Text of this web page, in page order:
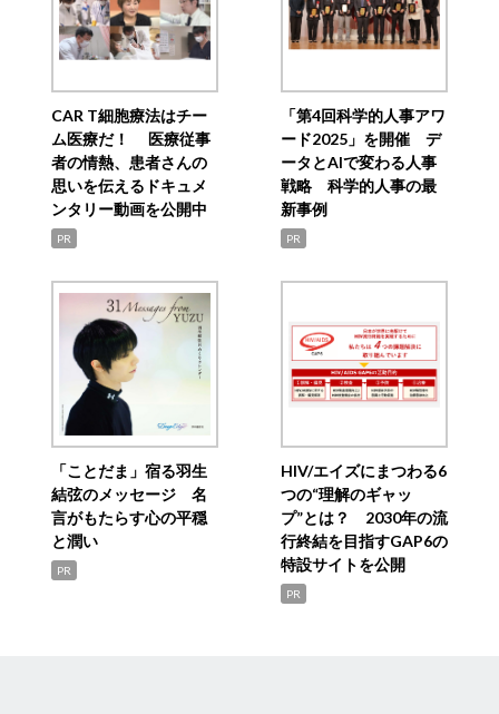
CAR T細胞療法はチー
ム医療だ！ 医療従事
者の情熱、患者さんの
思いを伝えるドキュメ
ンタリー動画を公開中
PR
「第4回科学的人事アワ
ード2025」を開催 デ
ータとAIで変わる人事
戦略 科学的人事の最
新事例
PR
「ことだま」宿る羽生
結弦のメッセージ 名
言がもたらす心の平穏
と潤い
PR
HIV/エイズにまつわる6
つの“理解のギャッ
プ”とは？ 2030年の流
行終結を目指すGAP6の
特設サイトを公開
PR